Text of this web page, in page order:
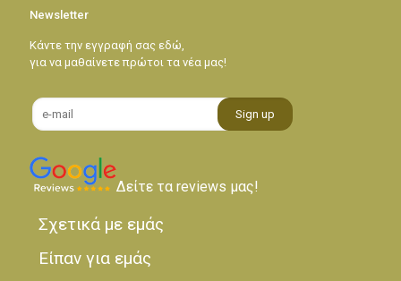
Newsletter
Κάντε την εγγραφή σας εδώ,
για να μαθαίνετε πρώτοι τα νέα μας!
Δείτε τα reviews μας!
Σχετικά με εμάς
Είπαν για εμάς